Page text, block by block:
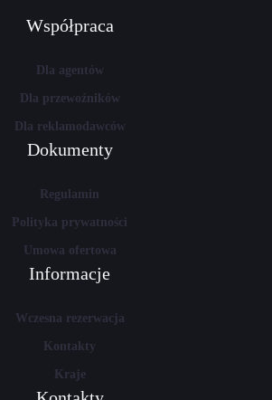
Współpraca
Dla agentów
Dla przewoźników
Dla reklamodawców
Dokumenty
Regulamin
Polityka prywatności
Umowa ofertowa
Informacje
Wczesna rezerwacja
Kontakty
Kraje